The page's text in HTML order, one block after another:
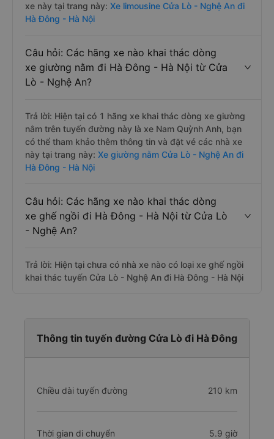
xe này tại trang này: Xe limousine Cửa Lò - Nghệ An đi
Hà Đông - Hà Nội
Câu hỏi: Các hãng xe nào khai thác dòng
xe giường nằm đi Hà Đông - Hà Nội từ Cửa
Lò - Nghệ An?
Trả lời: Hiện tại có 1 hãng xe khai thác dòng xe giường
nằm trên tuyến đường này là xe Nam Quỳnh Anh, bạn
có thể tham khảo thêm thông tin và đặt vé các nhà xe
này tại trang này: Xe giường nằm Cửa Lò - Nghệ An đi
Hà Đông - Hà Nội
Câu hỏi: Các hãng xe nào khai thác dòng
xe ghế ngồi đi Hà Đông - Hà Nội từ Cửa Lò
- Nghệ An?
Trả lời: Hiện tại chưa có nhà xe nào có loại xe ghế ngồi
khai thác tuyến Cửa Lò - Nghệ An đi Hà Đông - Hà Nội
Thông tin tuyến đường Cửa Lò đi Hà Đông
Chiều dài tuyến đường 210 km
Thời gian di chuyển 5.9 giờ